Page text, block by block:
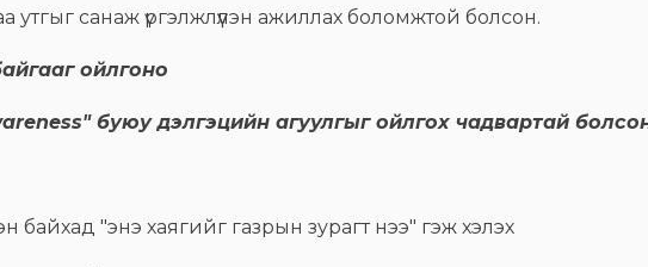
санаж үргэлжлүүлэн ажиллах боломжтой болсон.
ойлгоно
буюу дэлгэцийн агуулгыг ойлгох чадвартай
байхад "энэ хаягийг газрын зурагт нээ" гэж хэлэх